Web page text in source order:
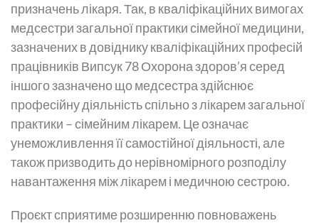
призначень лікаря. Так, в кваліфікаційних вимогах
медсестри загальної практики сімейної медицини,
зазначених в довіднику кваліфікаційних професій
працівників Випсук 78 Охорона здоров’я серед
іншого зазначено що медсестра здійснює
професійну діяльність спільно з лікарем загальної
практики – сімейним лікарем. Це означає
унеможливлення її самостійної діяльності, але
також призводить до нерівномірного розподілу
навантаження між лікарем і медичною сестрою.
Проєкт сприятиме розширенню повноважень